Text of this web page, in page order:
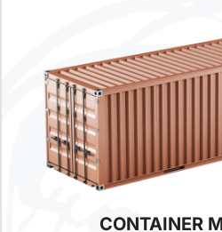
CONTAINER